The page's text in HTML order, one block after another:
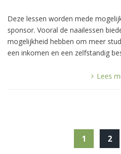
Deze lessen worden mede
sponsor. Vooral de naailessen
mogelijkheid hebben om meer
een inkomen en een zelfstandig
Lees
1 2